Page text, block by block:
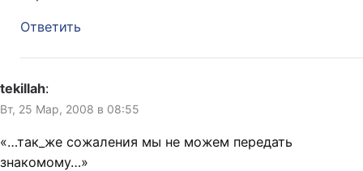
Ответить
tekillah:
Вт, 25 Мар, 2008 в 08:55
«…так_же сожаления мы не можем передать
знакомому…»